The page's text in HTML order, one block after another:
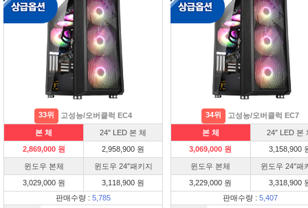
33위 고성능/오버클럭 EC4
본 체
24″ LED 본 체
2,869,000 원
2,958,900 원
윈도우 본체
윈도우 24″패키지
3,029,000 원
3,118,900 원
판매수량 : 5,785
34위 고성능/오버클럭 EC7
본 체
24″ LED 본
3,069,000 원
3,158,900
윈도우 본체
윈도우 24″패
3,229,000 원
3,318,900
판매수량 : 5,407